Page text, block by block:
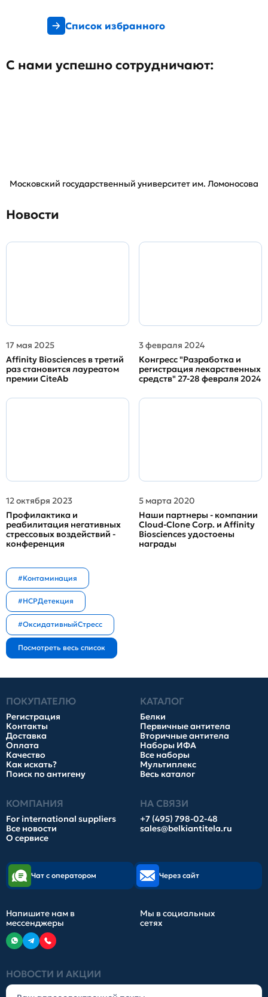
Список избранного
С нами успешно сотрудничают:
Московский государственный университет им. Ломоносова
Новости
17 мая 2025
Affinity Biosciences в третий
раз становится лауреатом
премии CiteAb
3 февраля 2024
Конгресс "Разработка и
регистрация лекарственных
средств" 27-28 февраля 2024
12 октября 2023
Профилактика и
реабилитация негативных
стрессовых воздействий -
конференция
5 марта 2020
Наши партнеры - компании
Cloud-Clone Corp. и Affinity
Biosciences удостоены
награды
#Контаминация
#HCPДетекция
#ОксидативныйСтресс
ПОКУПАТЕЛЮ
Регистрация
Контакты
Доставка
Оплата
Качество
Как искать?
Поиск по антигену
КАТАЛОГ
Белки
Первичные антитела
Вторичные антитела
Наборы ИФА
Все наборы
Мультиплекс
Весь каталог
КОМПАНИЯ
For international suppliers
Все новости
О сервисе
НА СВЯЗИ
+7 (495) 798-02-48
sales@belkiantitela.ru
НОВОСТИ И АКЦИИ
Чат с оператором Через сайт
Напишите нам в
мессенджеры
Мы в социальных
сетях